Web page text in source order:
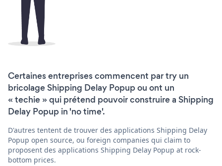
Certaines entreprises commencent par try un
bricolage Shipping Delay Popup ou ont un
« techie » qui prétend pouvoir construire a Shipping
Delay Popup in 'no time'.
D'autres tentent de trouver des applications Shipping Delay
Popup open source, ou foreign companies qui claim to
proposent des applications Shipping Delay Popup at rock-
bottom prices.